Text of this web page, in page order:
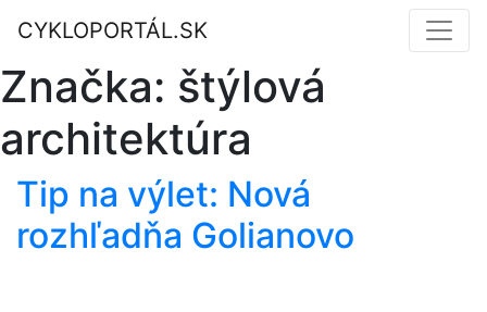
CYKLOPORTÁL.SK
Značka: štýlová
architektúra
Tip na výlet: Nová
rozhľadňa Golianovo